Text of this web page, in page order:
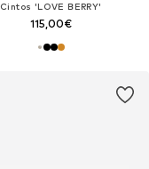
Cintos 'LOVE BERRY'
115,00€